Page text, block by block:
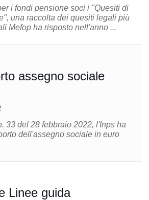
i fondi pensione soci i "Quesiti di
una raccolta dei quesiti legali più
Mefop ha risposto nell'anno ...
assegno sociale
33 del 28 febbraio 2022, l'Inps ha
dell'assegno sociale in euro
Linee guida